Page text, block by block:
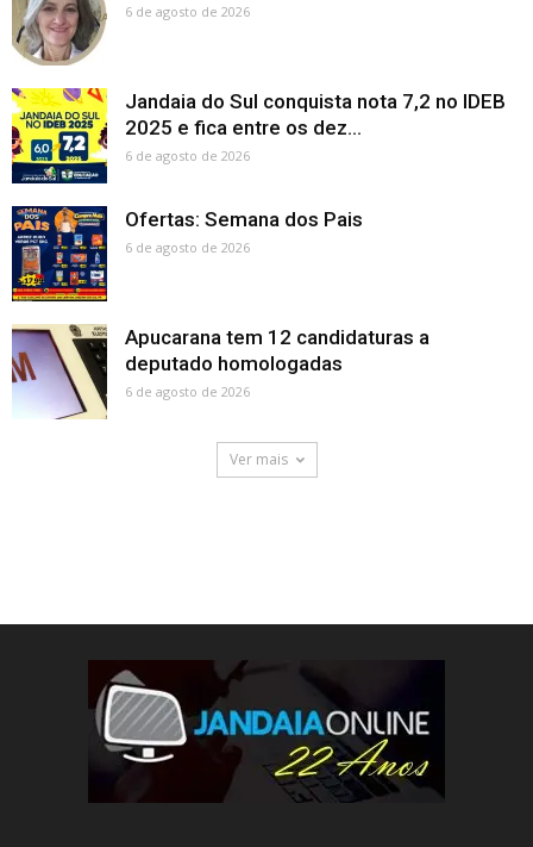
6 de agosto de 2026
Jandaia do Sul conquista nota 7,2 no IDEB
2025 e fica entre os dez...
6 de agosto de 2026
Ofertas: Semana dos Pais
6 de agosto de 2026
Apucarana tem 12 candidaturas a
deputado homologadas
6 de agosto de 2026
Ver mais